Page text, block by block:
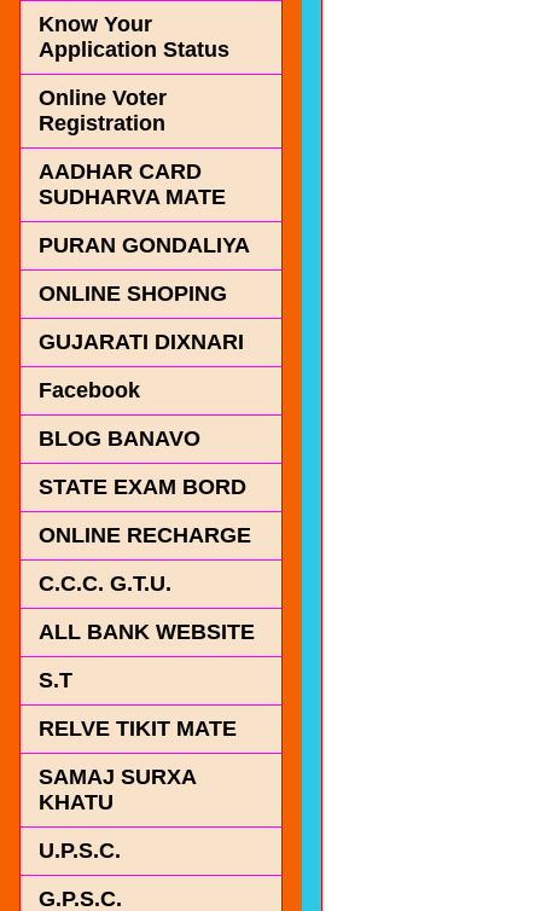
Know Your
Application Status
Online Voter
Registration
AADHAR CARD
SUDHARVA MATE
PURAN GONDALIYA
ONLINE SHOPING
GUJARATI DIXNARI
Facebook
BLOG BANAVO
STATE EXAM BORD
ONLINE RECHARGE
C.C.C. G.T.U.
ALL BANK WEBSITE
S.T
RELVE TIKIT MATE
SAMAJ SURXA
KHATU
U.P.S.C.
G.P.S.C.